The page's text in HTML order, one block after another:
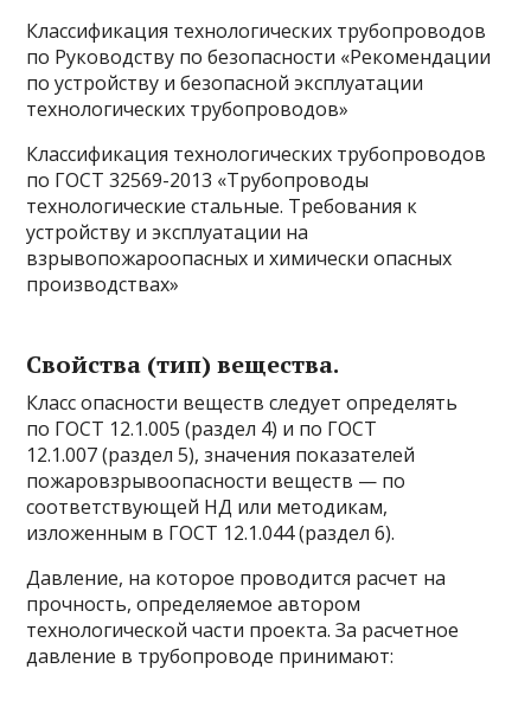
Классификация технологических трубопроводов
по Руководству по безопасности «Рекомендации
по устройству и безопасной эксплуатации
технологических трубопроводов»
Классификация технологических трубопроводов
по ГОСТ 32569-2013 «Трубопроводы
технологические стальные. Требования к
устройству и эксплуатации на
взрывопожароопасных и химически опасных
производствах»
Свойства (тип) вещества.
Класс опасности веществ следует определять
по ГОСТ 12.1.005 (раздел 4) и по ГОСТ
12.1.007 (раздел 5), значения показателей
пожаровзрывоопасности веществ — по
соответствующей НД или методикам,
изложенным в ГОСТ 12.1.044 (раздел 6).
Давление, на которое проводится расчет на
прочность, определяемое автором
технологической части проекта. За расчетное
давление в трубопроводе принимают: